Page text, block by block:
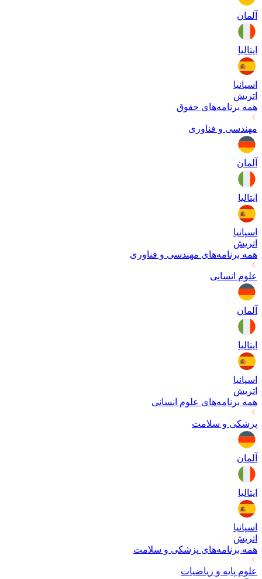
آلمان
ایتالیا
اسپانیا
اتریش
همه برنامه‌های حقوق
مهندسی و فناوری
آلمان
ایتالیا
اسپانیا
اتریش
همه برنامه‌های مهندسی و فناوری
علوم انسانی
آلمان
ایتالیا
اسپانیا
اتریش
همه برنامه‌های علوم انسانی
پزشکی و سلامت
آلمان
ایتالیا
اسپانیا
اتریش
همه برنامه‌های پزشکی و سلامت
علوم پایه و ریاضیات